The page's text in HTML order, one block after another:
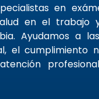
en
en el trabajo
Ayudamos a
el cumplimiento